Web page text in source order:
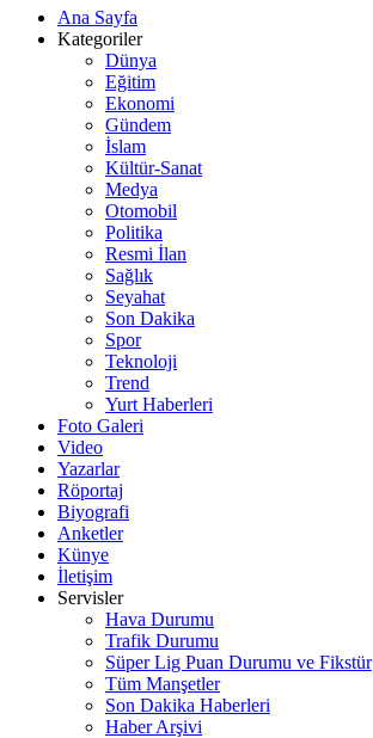
Ana Sayfa
Kategoriler
Dünya
Eğitim
Ekonomi
Gündem
İslam
Kültür-Sanat
Medya
Otomobil
Politika
Resmi İlan
Sağlık
Seyahat
Son Dakika
Spor
Teknoloji
Trend
Yurt Haberleri
Foto Galeri
Video
Yazarlar
Röportaj
Biyografi
Anketler
Künye
İletişim
Servisler
Hava Durumu
Trafik Durumu
Süper Lig Puan Durumu ve Fikstür
Tüm Manşetler
Son Dakika Haberleri
Haber Arşivi